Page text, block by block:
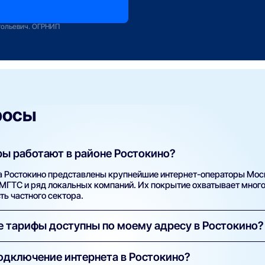
ОГРНИП
работают в районе Ростокино?
Ростокино представлены крупнейшие интернет-операторы
и ряд локальных компаний. Их покрытие охватывает
частного сектора.
тарифы доступны по моему адресу в Ростокино?
и тарифов с указанием скорости, стоимости,
интернета в Ростокино?